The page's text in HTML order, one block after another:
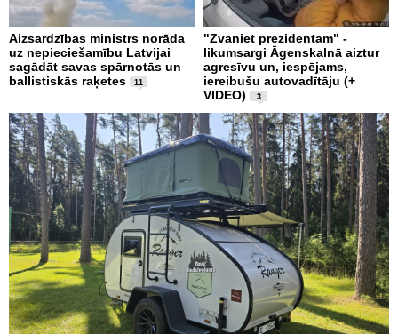
Aizsardzības ministrs norāda
uz nepieciešamību Latvijai
sagādāt savas spārnotās un
ballistiskās raķetes
11
"Zvaniet prezidentam" -
likumsargi Āgenskalnā aiztur
agresīvu un, iespējams,
iereibušu autovadītāju (+
VIDEO)
3